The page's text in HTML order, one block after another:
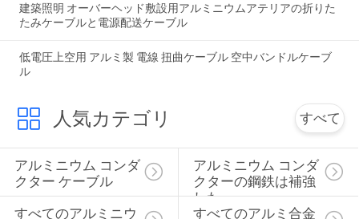
建築照明 オーバーヘッド敷設用アルミニウムアテリアの折りた
たみケーブルと電源配送ケーブル
低電圧上空用 アルミ製 電線 扭曲ケーブル 空中バンドルケーブ
ル
人気カテゴリ すべて
アルミニウム コンダ
クター ケーブル
アルミニウム コンダ
クターの鋼鉄は補強
した
すべてのアルミニウ
すべてのアルミ合金